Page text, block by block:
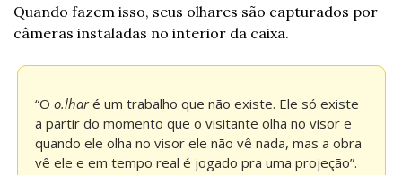
Quando fazem isso, seus olhares são capturados por
câmeras instaladas no interior da caixa.
“O o.lhar é um trabalho que não existe. Ele só existe
a partir do momento que o visitante olha no visor e
quando ele olha no visor ele não vê nada, mas a obra
vê ele e em tempo real é jogado pra uma projeção”.